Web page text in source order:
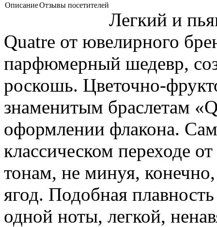
ОписаниеОтзывы посетителей
Легкий и
Quatre от ювелирного
парфюмерный шедевр,
роскошь. Цветочно-
знаменитым браслетам
оформлении флакона.
классическом переходе
тонам, не минуя,
ягод. Подобная
одной ноты, легкой,